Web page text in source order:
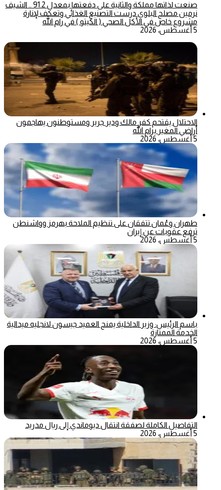
صنعت لذاتها مملكة والثانية على دفعتها بمعدل 91.2 .. الشيف
نرمين مصلح البلوي درست التصنيع الغذائي وتعكف لإنارة
مشروع خاص في الأكل الصحي ( الكيتو ) في رام الله
5 أغسطس، 2026
الاحتلال يقتحم كفر مالك ودير جرير ومستوطنون يهاجمون
أراضي المغير برام الله
5 أغسطس، 2026
طهران وعُمان تتفقان على تنظيم الملاحة بهرمز وواشنطن
ترفع عقوبات عن إيران
5 أغسطس، 2026
باسم الرئيس: وزير الداخلية يمنح العميد جيسون لانجليه ميدالية
الخدمة الممتازة
5 أغسطس، 2026
التفاصيل الكاملة لصفقة انتقال ديوماندي إلى ريال مدريد
5 أغسطس، 2026